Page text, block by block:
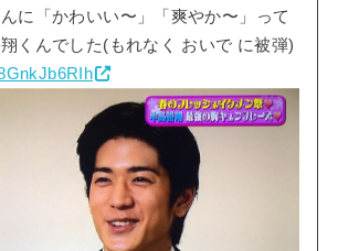
に「かわいい〜」「爽やか〜」って
くんでした(もれなく おいで に被弾)